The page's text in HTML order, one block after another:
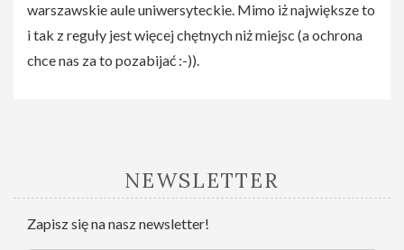
warszawskie aule uniwersyteckie. Mimo iż największe to
i tak z reguły jest więcej chętnych niż miejsc (a ochrona
chce nas za to pozabijać :-)).
NEWSLETTER
Zapisz się na nasz newsletter!